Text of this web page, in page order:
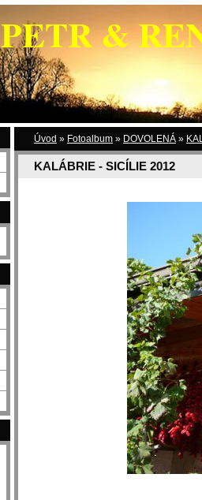
PETR &
Úvod » Fotoalbum » DOVOLENÁ »
KALÁBRIE - SICÍLIE 2012